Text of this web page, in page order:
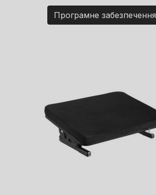
Програмне забезпечення